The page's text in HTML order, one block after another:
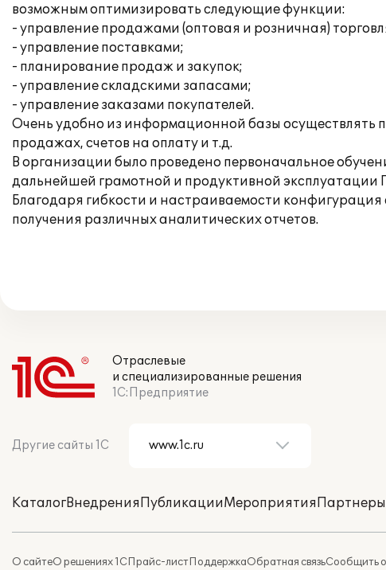
возможным оптимизировать следующие функции:
- управление продажами (оптовая и розничная)
- управление поставками;
- планирование продаж и закупок;
- управление складскими запасами;
- управление заказами покупателей.
Очень удобно из информационной базы осуществлять
продажах, счетов на оплату и т.д.
В организации было проведено первоначальное
дальнейшей грамотной и продуктивной эксплуатации
Благодаря гибкости и настраиваемости
получения различных аналитических отчетов.
Отраслевые
и специализированные решения
1С:Предприятие
Другие сайты 1С
КаталогВнедренияПубликацииМероприятияПартнеры
О сайтеО решениях 1СПрайс-листПоддержкаОбратная связьСообщить